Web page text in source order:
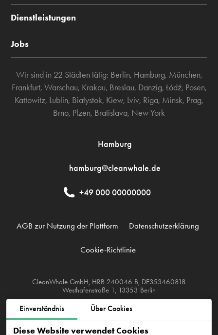
Einverständnis Über Cookies
Diese Website verwendet Cookies
Dienstleistungen
Jobs
Wir sind in 22 Städten tätig: Berlin, Hamburg, München,
Frankfurt, Warschau, Krakau, Breslau, Danzig, Łódź, Posen,
Kattowitz, Lublin, Białystok, Kiew, Lviv, Riga, Minsk, Prag,
Brno, Plzen, Bratislava, New York
Hamburg
hamburg@cleanwhale.de
+49 000 00000000
AGB zur Nutzung der Plattform Datenschutzerklärung
Cookie-Richtlinie
CleanWhale GmbH, HRB 240046 B, DE353460818
Westhafenstraße 1, 13353 Berlin